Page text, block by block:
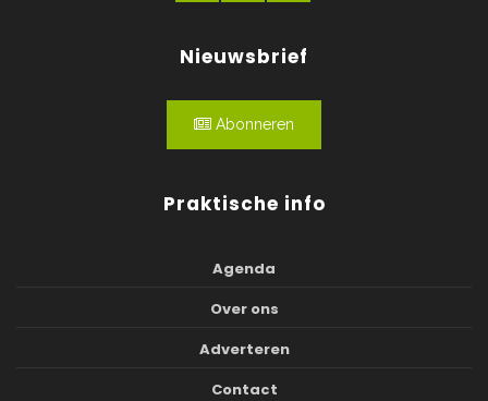
Nieuwsbrief
Abonneren
Praktische info
Agenda
Over ons
Adverteren
Contact